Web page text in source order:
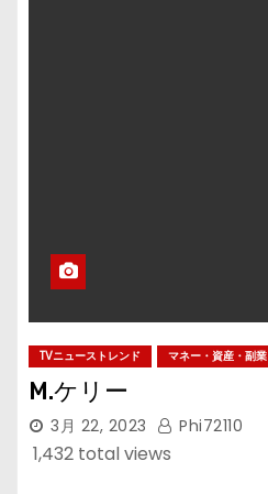
TVニューストレンド マネー・資産・副業
M.ケリー
3月 22, 2023 Phi72110
1,432 total views